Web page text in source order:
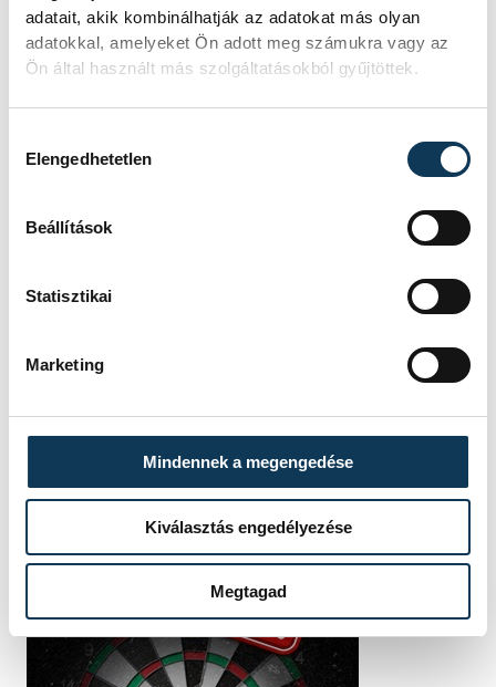
adatait, akik kombinálhatják az adatokat más olyan
adatokkal, amelyeket Ön adott meg számukra vagy az
Ön által használt más szolgáltatásokból gyűjtöttek.
Elengedhetetlen
Beállítások
Statisztikai
Marketing
Mindennek a megengedése
Kiválasztás engedélyezése
Megtagad
MTA
Padisák Judit
Freund Tamás
Domján